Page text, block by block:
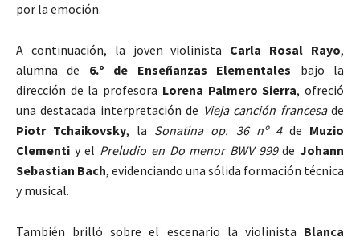
por la emoción.
A continuación, la joven violinista Carla Rosal Rayo,
alumna de 6.º de Enseñanzas Elementales bajo la
dirección de la profesora Lorena Palmero Sierra, ofreció
una destacada interpretación de Vieja canción francesade
Piotr Tchaikovsky, la Sonatina op. 36 nº 4de Muzio
Clementi y el Preludio en Do menor BWV 999deJohann
Sebastian Bach, evidenciando una sólida formación técnica
y musical.
También brilló sobre el escenario la violinista Blanca